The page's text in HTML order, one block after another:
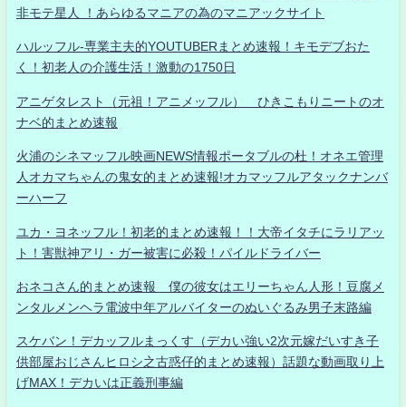
非モテ星人 ！あらゆるマニアの為のマニアックサイト
ハルッフル-専業主夫的YOUTUBERまとめ速報！キモデブおた
く！初老人の介護生活！激動の1750日
アニゲタレスト（元祖！アニメッフル） ひきこもりニートのオ
ナベ的まとめ速報
火浦のシネマッフル映画NEWS情報ポータブルの杜！オネエ管理
人オカマちゃんの鬼女的まとめ速報!オカマッフルアタックナンバ
ーハーフ
ユカ・ヨネッフル！初老的まとめ速報！！大帝イタチにラリアッ
ト！害獣神アリ・ガー被害に必殺！パイルドライバー
おネコさん的まとめ速報 僕の彼女はエリーちゃん人形！豆腐メ
ンタルメンヘラ電波中年アルバイターのぬいぐるみ男子末路編
スケバン！デカッフルまっくす（デカい強い2次元嫁だいすき子
供部屋おじさんヒロシ之古惑仔的まとめ速報）話題な動画取り上
げMAX！デカいは正義刑事編